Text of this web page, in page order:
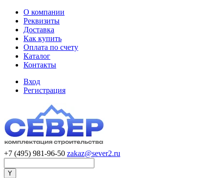
О компании
Реквизиты
Доставка
Как купить
Оплата по счету
Каталог
Контакты
Вход
Регистрация
+7 (495) 981-96-50 zakaz@sever2.ru